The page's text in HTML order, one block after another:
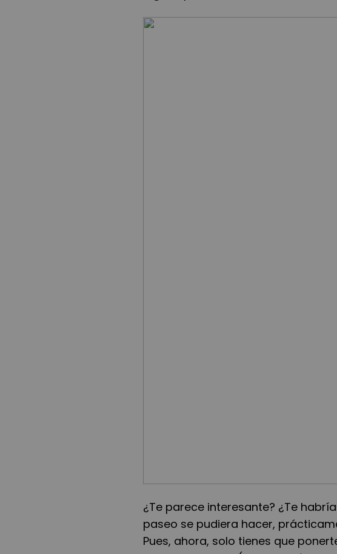
¿Te parece interesante? ¿Te
paseo se pudiera hacer,
Pues, ahora, solo tienes que